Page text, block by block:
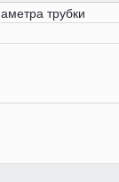
трубки